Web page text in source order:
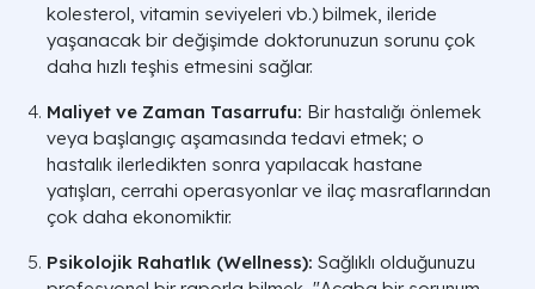
kolesterol, vitamin seviyeleri vb.) bilmek, ileride
yaşanacak bir değişimde doktorunuzun sorunu çok
daha hızlı teşhis etmesini sağlar.
Maliyet ve Zaman Tasarrufu: Bir hastalığı önlemek
veya başlangıç aşamasında tedavi etmek; o
hastalık ilerledikten sonra yapılacak hastane
yatışları, cerrahi operasyonlar ve ilaç masraflarından
çok daha ekonomiktir.
Psikolojik Rahatlık (Wellness): Sağlıklı olduğunuzu